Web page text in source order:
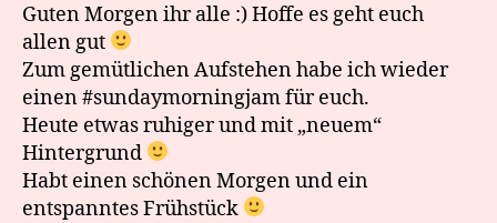
Guten Morgen ihr alle ‍:) Hoffe es geht euch
allen gut
Zum gemütlichen Aufstehen habe ich wieder
einen #sundaymorningjam für euch.
Heute etwas ruhiger und mit „neuem“
Hintergrund
Habt einen schönen Morgen und ein
entspanntes Frühstück